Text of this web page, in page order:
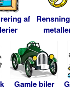
af
Gamle biler